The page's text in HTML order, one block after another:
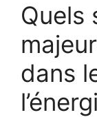
Quels
dans